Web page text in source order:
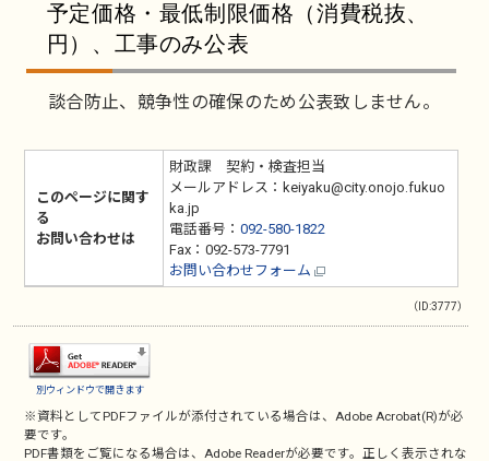
予定価格・最低制限価格（消費税抜、
円）、工事のみ公表
談合防止、競争性の確保のため公表致しません。
このページに関す
る
お問い合わせは
財政課 契約・検査担当
メールアドレス：keiyaku@city.onojo.fukuo
ka.jp
電話番号： 092-580-1822
Fax：092-573-7791
お問い合わせフォーム
（ID:3777）
別ウィンドウで開きます
※資料としてPDFファイルが添付されている場合は、Adobe Acrobat(R)が必
要です。
PDF書類をご覧になる場合は、Adobe Readerが必要です。正しく表示されな